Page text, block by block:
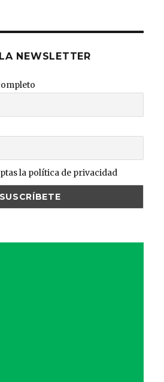
NEWSLETTER
la política de privacidad